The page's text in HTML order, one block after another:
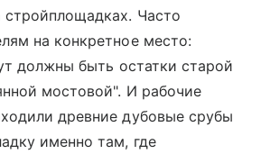
стройплощадках. Часто
на конкретное место:
должны быть остатки старой
мостовой". И рабочие
древние дубовые срубы
именно там, где